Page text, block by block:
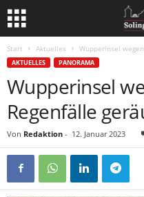
Start Aktuelles Wupperinsel
AKTUELLES PANORAMA
Wupperinsel
Regenfälle
Von Redaktion - 12. Januar 2023